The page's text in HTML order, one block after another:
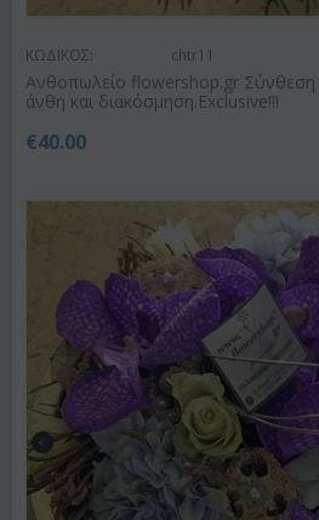
ΚΩΔΙΚΟΣ: chtr11
Ανθοπωλείο flowershop.gr Σύνθεση
άνθη και διακόσμηση.Exclusive!!!
€40.00